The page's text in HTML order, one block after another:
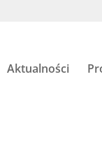
Aktualności